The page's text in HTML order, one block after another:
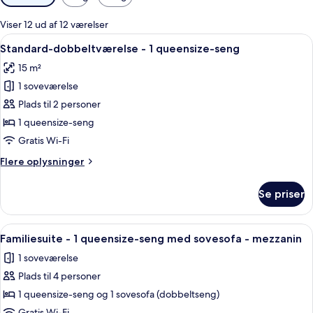
filtre
for
værelser
Viser 12 ud af 12 værelser
Indlæs
alle
billeder
af
Standard-
dobbeltværelse
-
queensize-
Standard-dobbeltværelse - 1
11
Standard-dobbeltværelse - 1 queensize-seng
15 m²
1 soveværelse
Plads til 2 personer
1 queensize-seng
Gratis Wi-Fi
Flere oplysninger
Flere
dobbeltværelse
1
seng
Se priser
Indlæs
alle
billeder
af
Familiesuite
Et hotelværelse med seng, et
11
Familiesuite - 1 queensize-seng med sovesofa - mezzanin
1 soveværelse
Plads til 4 personer
1 queensize-seng og 1 sovesofa (dobbeltseng)